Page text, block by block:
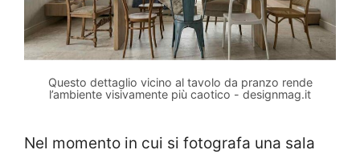
Questo dettaglio vicino al tavolo da pranzo rende
l’ambiente visivamente più caotico - designmag.it
Nel momento in cui si fotografa una sala